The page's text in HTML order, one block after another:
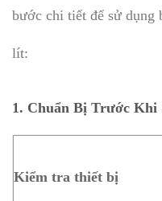
bước chi tiết để sử dụng
lít:
1. Chuẩn Bị Trước Khi
Kiểm tra thiết bị